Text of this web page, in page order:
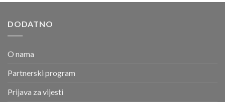
DODATNO
O nama
Partnerski program
Prijava za vijesti